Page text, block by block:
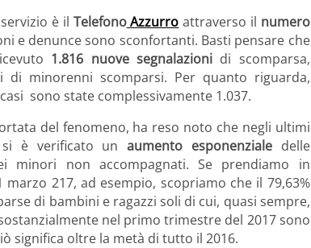
è il TelefonoAzzurro attraverso il numero
e denunce sono sconfortanti. Basti pensare che
1.816 nuove segnalazionidi scomparsa,
di minorenni scomparsi. Per quanto riguarda,
sono state complessivamente 1.037.
del fenomeno, ha reso noto che negli ultimi
si è verificato unaumento esponenzialedelle
minori non accompagnati. Se prendiamo in
217, ad esempio, scopriamo che il 79,63%
di bambini e ragazzi soli di cui, quasi sempre,
nel primo trimestre del 2017 sono
significa oltre la metà di tutto il 2016.